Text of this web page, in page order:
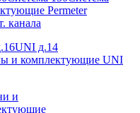
Permeter
канала
UNI д.14
и комплектующие UNI
и